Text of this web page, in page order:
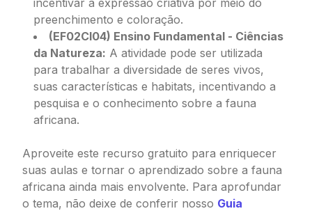
incentivar a expressão criativa por meio do
preenchimento e coloração.
(EF02CI04) Ensino Fundamental - Ciências
da Natureza: A atividade pode ser utilizada
para trabalhar a diversidade de seres vivos,
suas características e habitats, incentivando a
pesquisa e o conhecimento sobre a fauna
africana.
Aproveite este recurso gratuito para enriquecer
suas aulas e tornar o aprendizado sobre a fauna
africana ainda mais envolvente. Para aprofundar
o tema, não deixe de conferir nosso Guia